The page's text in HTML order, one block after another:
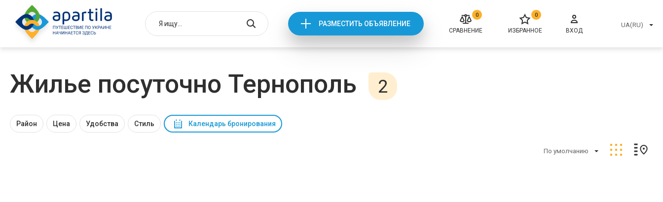
РАЗМЕСТИТЬ ОБЪЯВЛЕНИЕ
0
СРАВНЕНИЕ
0
ИЗБРАННОЕ ВХОД
UA(RU)
Жилье посуточно Тернополь 2
Район Цена Удобства Стиль Календарь бронирования
По умолчанию